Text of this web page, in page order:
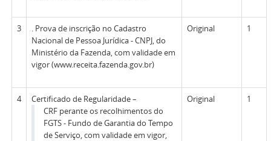
3
. Prova de inscrição no Cadastro
Nacional de Pessoa Jurídica - CNPJ, do
Ministério da Fazenda, com validade em
vigor (www.receita.fazenda.gov.br)
Original 1
4
Certificado de Regularidade –
CRF perante os recolhimentos do
FGTS - Fundo de Garantia do Tempo
de Serviço, com validade em vigor,
Original 1